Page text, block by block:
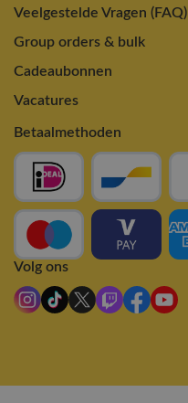
Veelgestelde Vragen (FAQ)
Group orders & bulk
Cadeaubonnen
Vacatures
Betaalmethoden
Volg ons